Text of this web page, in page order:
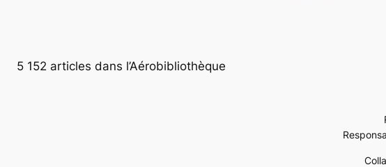
5 152 articles dans l’Aérobibliothèque